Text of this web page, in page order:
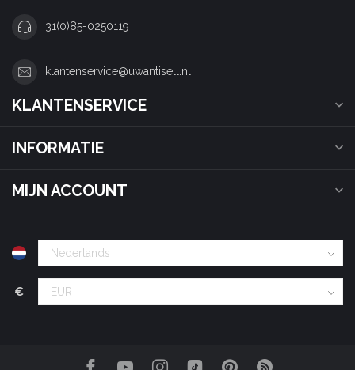
31(0)85-0250119
klantenservice@uwantisell.nl
KLANTENSERVICE
INFORMATIE
MIJN ACCOUNT
€